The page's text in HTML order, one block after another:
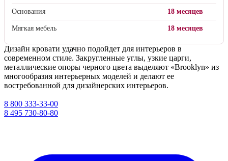
Основания 18 месяцев
Мягкая мебель 18 месяцев
Дизайн кровати удачно подойдет для интерьеров в
современном стиле. Закругленные углы, узкие царги,
металлические опоры черного цвета выделяют «Brooklyn» из
многообразия интерьерных моделей и делают ее
востребованной для дизайнерских интерьеров.
8 800 333-33-00
8 495 730-80-80